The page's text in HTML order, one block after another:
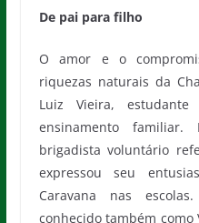
De pai para filho
O amor e o
riquezas naturais da
Luiz Vieira,
ensinamento
brigadista voluntário
expressou seu
Caravana nas
conhecido também como